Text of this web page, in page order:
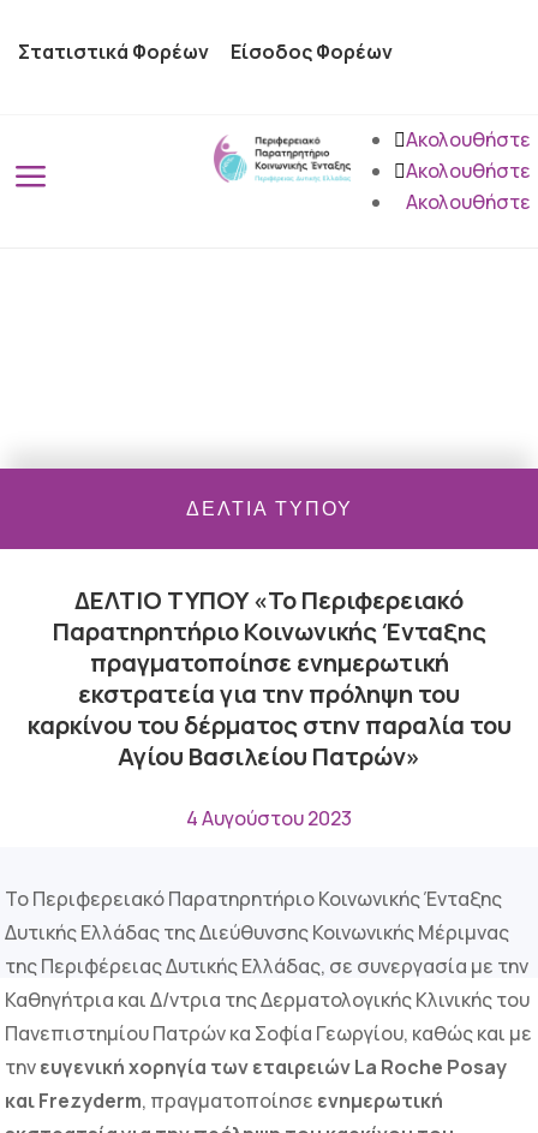
Στατιστικά Φορέων Είσοδος Φορέων
a
Ακολουθήστε
Ακολουθήστε
Ακολουθήστε
ΔΕΛΤΊΑ ΤΎΠΟΥ
ΔΕΛΤΙΟ ΤΥΠΟΥ «Το Περιφερειακό
Παρατηρητήριο Κοινωνικής Ένταξης
πραγματοποίησε ενημερωτική
εκστρατεία για την πρόληψη του
καρκίνου του δέρματος στην παραλία του
Αγίου Βασιλείου Πατρών»
4 Αυγούστου 2023
Το Περιφερειακό Παρατηρητήριο Κοινωνικής Ένταξης
Δυτικής Ελλάδας της Διεύθυνσης Κοινωνικής Μέριμνας
της Περιφέρειας Δυτικής Ελλάδας, σε συνεργασία με την
Καθηγήτρια και Δ/ντρια της Δερματολογικής Κλινικής του
Πανεπιστημίου Πατρών κα Σοφία Γεωργίου, καθώς και με
τηνευγενική χορηγία των εταιρειών La Roche Posay
και Frezyderm, πραγματοποίησε ενημερωτική